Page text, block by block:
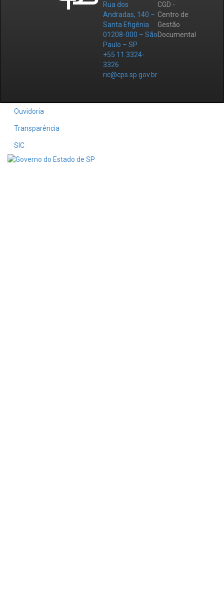
Rua dos
Andradas, 140 –
Santa Efigênia
01208-000 – São
Paulo – SP
+55 11 3324-
3326
ric@cps.sp.gov.br
CGD -
Centro de
Gestão
Documental
Ouvidoria
Transparência
SIC